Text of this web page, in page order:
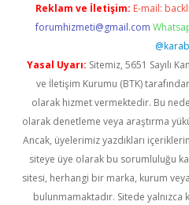
Reklam ve İletişim: E-mail:
forumhizmeti@gmail.com
Yasal Uyarı: Sitemiz, 5651 Sayılı
ve İletişim Kurumu (BTK)
olarak hizmet vermektedir. Bu
olarak denetleme veya araştırma
Ancak, üyelerimiz yazdıkları
siteye üye olarak bu sorumluluğu
sitesi, herhangi bir marka, kurum
bulunmamaktadır. Sitede yalnızca